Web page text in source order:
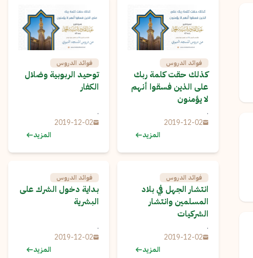
فوائد الدروس
كذلك حقت كلمة ربك
على الذين فسقوا أنهم
لا يؤمنون
.
2019-12-02
المزيد
فوائد الدروس
توحيد الربوبية وضلال
الكفار
.
2019-12-02
المزيد
فوائد الدروس
انتشار الجهل في بلاد
المسلمين وانتشار
الشركيات
.
2019-12-02
المزيد
فوائد الدروس
بداية دخول الشرك على
البشرية
.
2019-12-02
المزيد